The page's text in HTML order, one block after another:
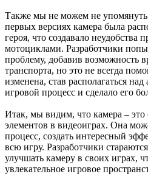
Также мы не можем не
первых версиях камера была
героя, что создавало
мотоциклами. Разработчики
проблему, добавив возможность
транспорта, но это не всегда
изменена, став располагаться
игровой процесс и сделало его
Итак, мы видим, что камера –
элементов в видеоиграх. Она
процесс, создать интересный
всю игру. Разработчики
улучшать камеру в своих играх,
увлекательное игровое